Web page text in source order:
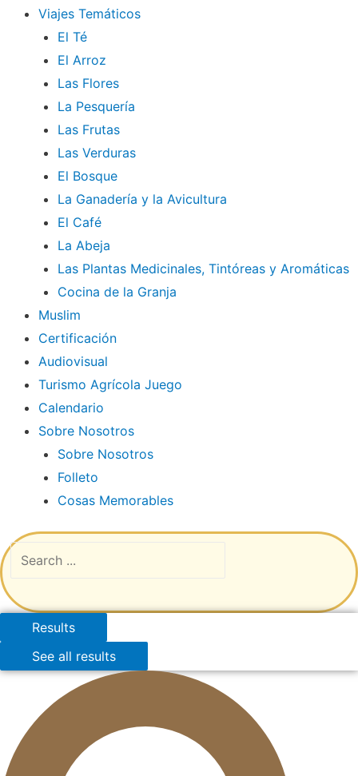
Viajes Temáticos
El Té
El Arroz
Las Flores
La Pesquería
Las Frutas
Las Verduras
El Bosque
La Ganadería y la Avicultura
El Café
La Abeja
Las Plantas Medicinales, Tintóreas y Aromáticas
Cocina de la Granja
Muslim
Certificación
Audiovisual
Turismo Agrícola Juego
Calendario
Sobre Nosotros
Sobre Nosotros
Folleto
Cosas Memorables
Results
See all results